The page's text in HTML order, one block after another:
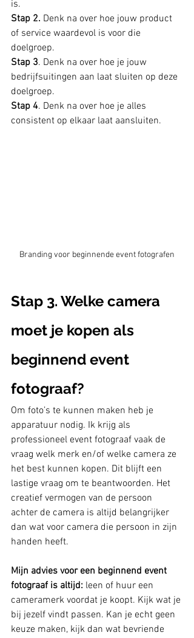
is.
Stap 2. Denk na over hoe jouw product
of service waardevol is voor die
doelgroep.
Stap 3. Denk na over hoe je jouw
bedrijfsuitingen aan laat sluiten op deze
doelgroep.
Stap 4. Denk na over hoe je alles
consistent op elkaar laat aansluiten.
Branding voor beginnende event fotografen
Stap 3. Welke camera
moet je kopen als
beginnend event
fotograaf?
Om foto’s te kunnen maken heb je
apparatuur nodig. Ik krijg als
professioneel event fotograaf vaak de
vraag welk merk en/of welke camera ze
het best kunnen kopen. Dit blijft een
lastige vraag om te beantwoorden. Het
creatief vermogen van de persoon
achter de camera is altijd belangrijker
dan wat voor camera die persoon in zijn
handen heeft.
Mijn advies voor een beginnend event
fotograaf is altijd: leen of huur een
cameramerk voordat je koopt. Kijk wat je
bij jezelf vindt passen. Kan je echt geen
keuze maken, kijk dan wat bevriende